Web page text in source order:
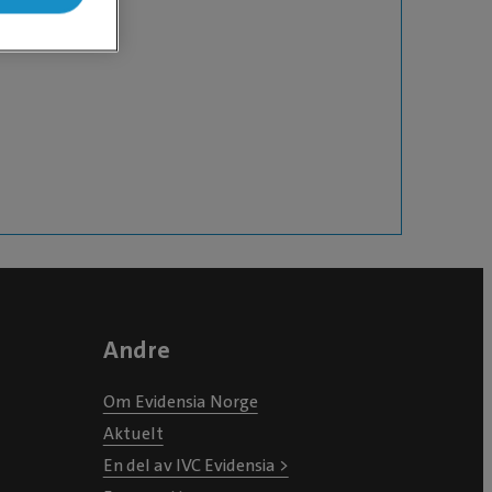
Andre
Om Evidensia Norge
Aktuelt
En del av IVC Evidensia >